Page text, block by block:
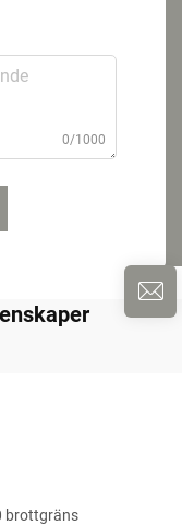
0/1000
brottgräns